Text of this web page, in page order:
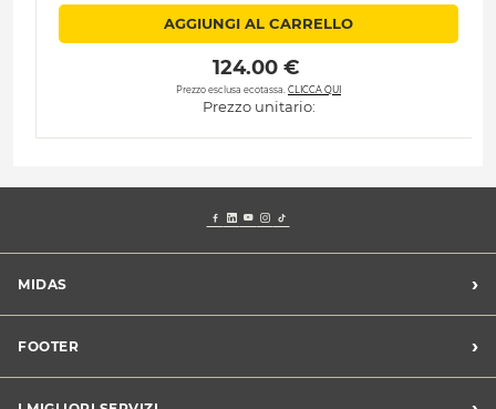
AGGIUNGI AL CARRELLO
124.00 €
Prezzo esclusa ecotassa. CLICCA QUI
Prezzo unitario:
MIDAS ›
Blog dell'automobilista
Lavora con noi
FOOTER ›